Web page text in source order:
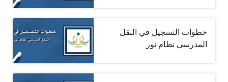
خطوات التسجيل في النقل
المدرسي نظام نور